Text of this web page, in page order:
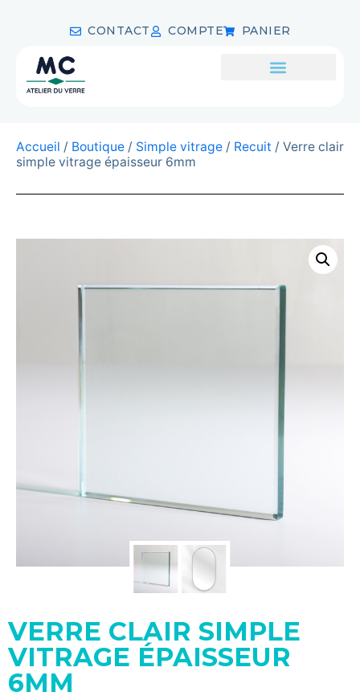
CONTACT COMPTE PANIER
Accueil / Boutique / Simple vitrage / Recuit / Verre clair
simple vitrage épaisseur 6mm
VERRE CLAIR SIMPLE
VITRAGE ÉPAISSEUR
6MM